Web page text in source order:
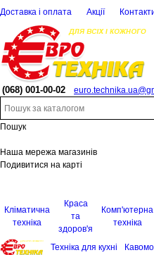
Доставка і оплата Акції
(068) 001-00-02
Пошук
Наша мережа магазинів
Подивитися на карті
Кліматична
техніка
Краса
та
здоров'я
Комп'ютерна
техніка
Техніка для кухні